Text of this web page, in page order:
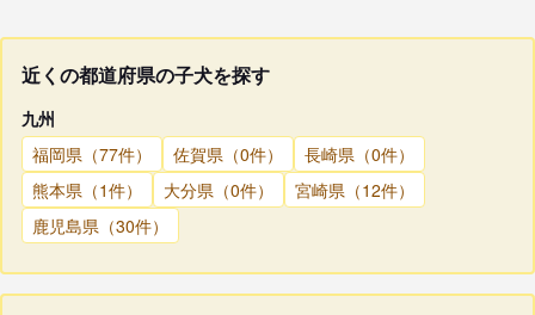
近くの都道府県の子犬を探す
九州
福岡県（77件）
佐賀県（0件）
長崎県（0件）
熊本県（1件）
大分県（0件）
宮崎県（12件）
鹿児島県（30件）